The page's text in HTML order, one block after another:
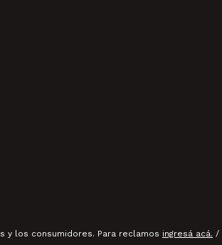
y los consumidores. Para reclamos ingresá acá. /